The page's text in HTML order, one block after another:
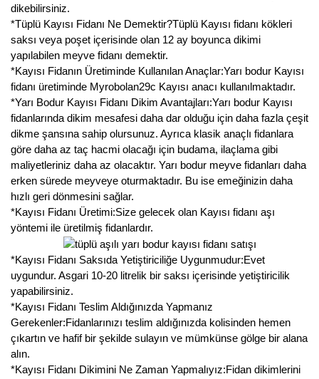
dikebilirsiniz.
*Tüplü Kayısı Fidanı Ne Demektir?Tüplü Kayısı fidanı kökleri
saksı veya poşet içerisinde olan 12 ay boyunca dikimi
yapılabilen meyve fidanı demektir.
*Kayısı Fidanın Üretiminde Kullanılan Anaçlar:Yarı bodur Kayısı
fidanı üretiminde Myrobolan29c Kayısı anacı kullanılmaktadır.
*Yarı Bodur Kayısı Fidanı Dikim Avantajları:Yarı bodur Kayısı
fidanlarında dikim mesafesi daha dar olduğu için daha fazla çeşit
dikme şansına sahip olursunuz. Ayrıca klasik anaçlı fidanlara
göre daha az taç hacmi olacağı için budama, ilaçlama gibi
maliyetleriniz daha az olacaktır. Yarı bodur meyve fidanları daha
erken sürede meyveye oturmaktadır. Bu ise emeğinizin daha
hızlı geri dönmesini sağlar.
*Kayısı Fidanı Üretimi:Size gelecek olan Kayısı fidanı aşı
yöntemi ile üretilmiş fidanlardır.
*Kayısı Fidanı Saksıda Yetiştiriciliğe Uygunmudur:Evet
uygundur. Asgari 10-20 litrelik bir saksı içerisinde yetiştiricilik
yapabilirsiniz.
*Kayısı Fidanı Teslim Aldığınızda Yapmanız
Gerekenler:Fidanlarınızı teslim aldığınızda kolisinden hemen
çıkartın ve hafif bir şekilde sulayın ve mümkünse gölge bir alana
alın.
*Kayısı Fidanı Dikimini Ne Zaman Yapmalıyız:Fidan dikimlerini